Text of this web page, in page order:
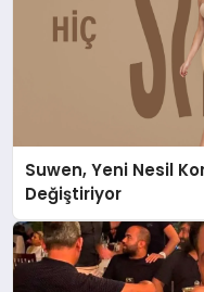
Suwen, Yeni Nesil
Değiştiriyor